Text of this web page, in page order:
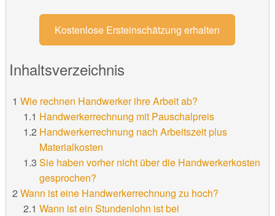
Kostenlose Ersteinschätzung erhalten
Inhaltsverzeichnis
Wie rechnen Handwerker ihre Arbeit ab?
Handwerkerrechnung mit Pauschalpreis
Handwerkerrechnung nach Arbeitszeit plus
Materialkosten
Sie haben vorher nicht über die Handwerkerkosten
gesprochen?
Wann ist eine Handwerkerrechnung zu hoch?
Wann ist ein Stundenlohn ist bei